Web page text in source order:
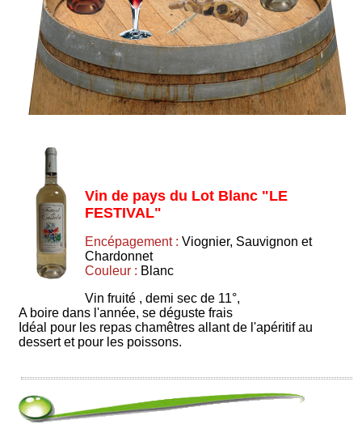
Vin de pays du Lot Blanc "LE
FESTIVAL"
Encépagement : Viognier, Sauvignon et
Chardonnet
Couleur : Blanc
Vin fruité , demi sec de 11°,
A boire dans l'année, se déguste frais
Idéal pour les repas chamêtres allant de l'apéritif au
dessert et pour les poissons.